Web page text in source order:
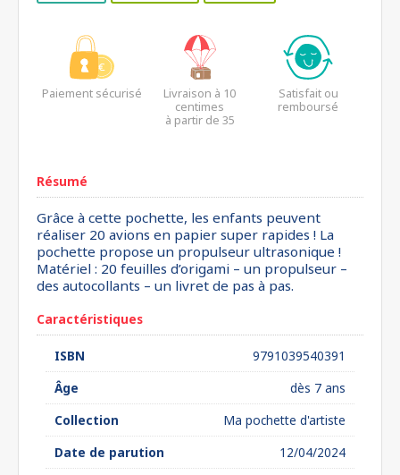
Paiement sécurisé
Livraison à 10
centimes
à partir de 35
Satisfait ou
remboursé
Résumé
Grâce à cette pochette, les enfants peuvent
réaliser 20 avions en papier super rapides ! La
pochette propose un propulseur ultrasonique !
Matériel : 20 feuilles d’origami – un propulseur –
des autocollants – un livret de pas à pas.
Caractéristiques
ISBN
9791039540391
Âge
dès 7 ans
Collection
Ma pochette d'artiste
Date de parution
12/04/2024